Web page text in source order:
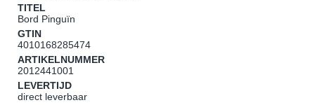
TITEL
Bord Pinguïn
GTIN
4010168285474
ARTIKELNUMMER
2012441001
LEVERTIJD
direct leverbaar